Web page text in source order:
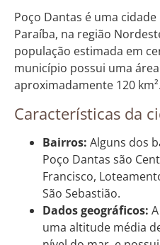
Poço Dantas é uma
Paraíba, na região
população estimada em
município possui uma
aproximadamente 120 km².
Características da
Bairros: Alguns dos
Poço Dantas são
Francisco,
São Sebastião.
Dados geográficos:
uma altitude média